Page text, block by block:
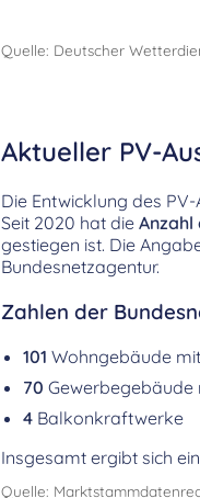
Quelle: Deutscher
Aktueller PV-
Die Entwicklung des
Seit 2020 hat die Anzahl
gestiegen ist. Die
Bundesnetzagentur.
Zahlen der
101 Wohngebäude
70 Gewerbegebäude
4 Balkonkraftwerke
Insgesamt ergibt sich
Quelle: